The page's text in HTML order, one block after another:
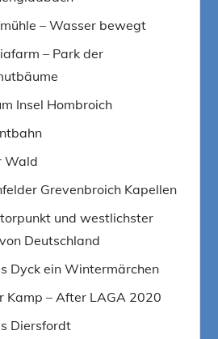
– Wasser bewegt
– Park der
Insel Hombroich
Wald
Grevenbroich Kapellen
und westlichster
Deutschland
Dyck ein Wintermärchen
Kamp – After LAGA 2020
Diersfordt